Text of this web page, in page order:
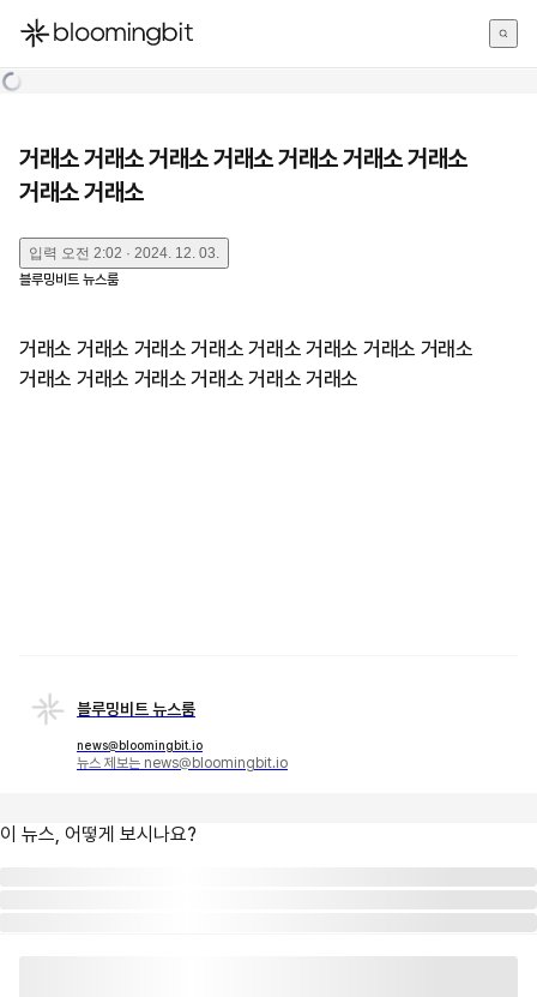
한국어
거래소 거래소 거래소 거래소 거래소 거래소 거래소
거래소 거래소
입력 오전 2:02 · 2024. 12. 03.
블루밍비트 뉴스룸
거래소 거래소 거래소 거래소 거래소 거래소 거래소 거래소
거래소 거래소 거래소 거래소 거래소 거래소
블루밍비트 뉴스룸
news@bloomingbit.io
뉴스 제보는 news@bloomingbit.io
이 뉴스, 어떻게 보시나요?